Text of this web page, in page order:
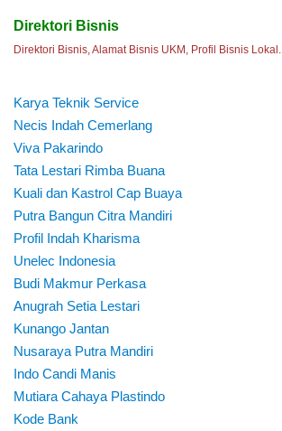
Direktori Bisnis
Direktori Bisnis, Alamat Bisnis UKM, Profil Bisnis Lokal.
Karya Teknik Service
Necis Indah Cemerlang
Viva Pakarindo
Tata Lestari Rimba Buana
Kuali dan Kastrol Cap Buaya
Putra Bangun Citra Mandiri
Profil Indah Kharisma
Unelec Indonesia
Budi Makmur Perkasa
Anugrah Setia Lestari
Kunango Jantan
Nusaraya Putra Mandiri
Indo Candi Manis
Mutiara Cahaya Plastindo
Kode Bank